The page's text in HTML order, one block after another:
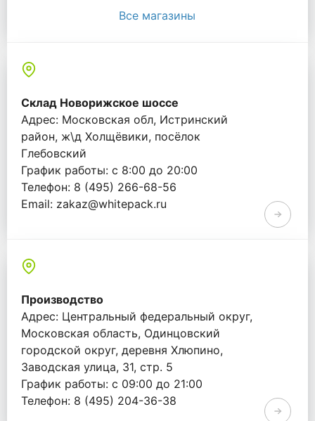
Все магазины
Склад Новорижское шоссе
Адрес: Московская обл, Истринский
район, ж\д Холщёвики, посёлок
Глебовский
График работы: с 8:00 до 20:00
Телефон: 8 (495) 266-68-56
Email: zakaz@whitepack.ru
Производство
Адрес: Центральный федеральный округ,
Московская область, Одинцовский
городской округ, деревня Хлюпино,
Заводская улица, 31, стр. 5
График работы: с 09:00 до 21:00
Телефон: 8 (495) 204-36-38